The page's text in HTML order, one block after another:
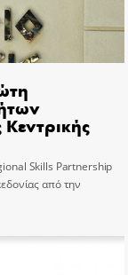
Skills Partnership
από την